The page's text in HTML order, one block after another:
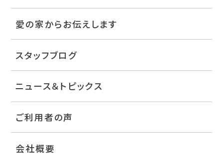
愛の家からお伝えします
スタッフブログ
ニュース＆トピックス
ご利用者の声
会社概要